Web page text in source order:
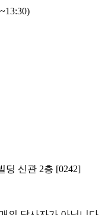
딩 신관 2층 [0242]